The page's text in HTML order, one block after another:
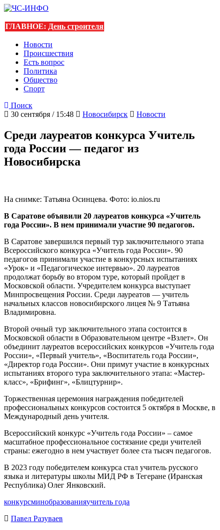
ГЛАВНОЕ: День строителя
Новости
Происшествия
Есть вопрос
Политика
Общество
Спорт
Поиск
30 сентября / 15:48
Новосибирск Новости
Среди лауреатов конкурса Учитель
года России — педагог из
Новосибирска
На снимке: Татьяна Осинцева. Фото: io.nios.ru
В Саратове объявили 20 лауреатов конкурса «Учитель
года России». В нем принимали участие 90 педагогов.
В Саратове завершился первый тур заключительного этапа
Всероссийского конкурса «Учитель года России». 90
педагогов принимали участие в конкурсных испытаниях
«Урок» и «Педагогическое интервью». 20 лауреатов
продолжат борьбу во втором туре, который пройдет в
Московской области. Учредителем конкурса выступает
Минпросвещения России. Среди лауреатов — учитель
начальных классов новосибирского лицея № 9 Татьяна
Владимировна.
Второй очный тур заключительного этапа состоится в
Московской области в Образовательном центре «Взлет». Он
объединит лауреатов всероссийских конкурсов «Учитель года
России», «Первый учитель», «Воспитатель года России»,
«Директор года России». Они примут участие в конкурсных
испытаниях второго тура заключительного этапа: «Мастер-
класс», «Брифинг», «Блицтурнир».
Торжественная церемония награждения победителей
профессиональных конкурсов состоится 5 октября в Москве, в
Международный день учителя.
Всероссийский конкурс «Учитель года России» – самое
масштабное профессиональное состязание среди учителей
страны: ежегодно в нем участвует более ста тысяч педагогов.
В 2023 году победителем конкурса стал учитель русского
языка и литературы школы МИД РФ в Тегеране (Иранская
Республика) Олег Янковский.
конкурсминобразованияучитель года
Павел Разуваев